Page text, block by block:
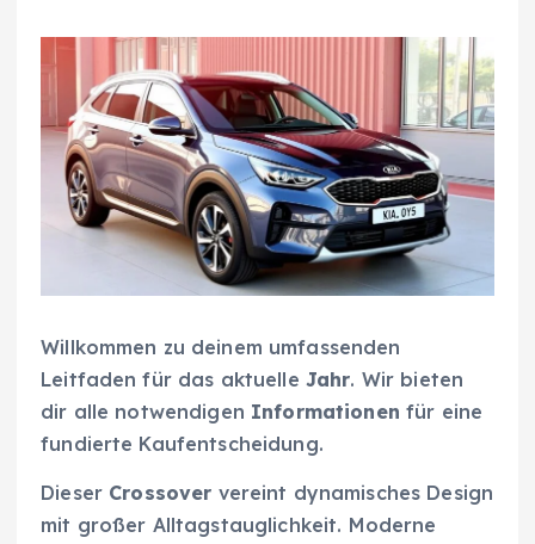
Willkommen zu deinem umfassenden
Leitfaden für das aktuelle Jahr. Wir bieten
dir alle notwendigen Informationen für eine
fundierte Kaufentscheidung.
Dieser Crossover vereint dynamisches Design
mit großer Alltagstauglichkeit. Moderne